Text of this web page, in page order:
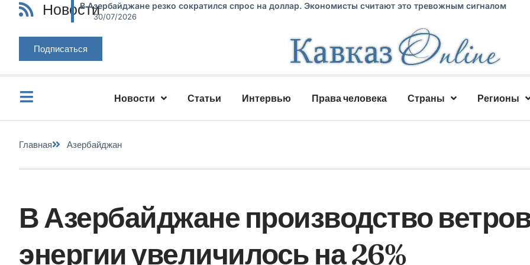
НовостиВ Азербайджане резко сократился спрос на доллар. Экономисты считают это тревожным сигналом
30/07/2026
Подписаться
Новости Статьи Интервью Права человека Страны Регионы
Главная Азербайджан
В Азербайджане производство
энергии увеличилось на 26%